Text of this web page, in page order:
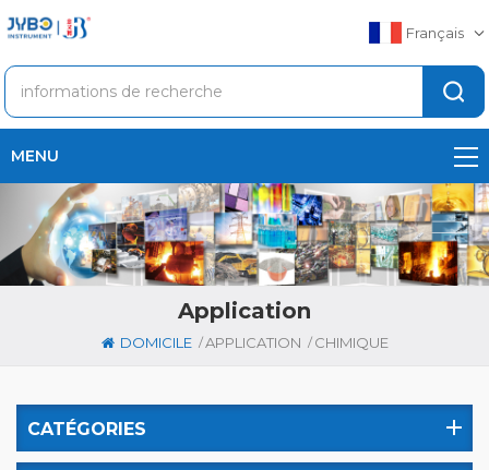
Français
MENU
Application
DOMICILE /APPLICATION / CHIMIQUE
CATÉGORIES